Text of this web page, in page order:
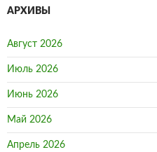
АРХИВЫ
Август 2026
Июль 2026
Июнь 2026
Май 2026
Апрель 2026